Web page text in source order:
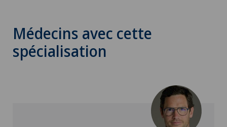
Médecins avec cette
spécialisation